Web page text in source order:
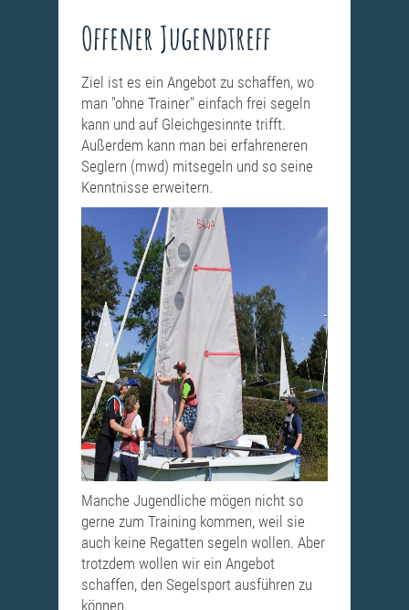
Offener Jugendtreff
Ziel ist es ein Angebot zu schaffen, wo
man "ohne Trainer" einfach frei segeln
kann und auf Gleichgesinnte trifft.
Außerdem kann man bei erfahreneren
Seglern (mwd) mitsegeln und so seine
Kenntnisse erweitern.
Manche Jugendliche mögen nicht so
gerne zum Training kommen, weil sie
auch keine Regatten segeln wollen. Aber
trotzdem wollen wir ein Angebot
schaffen, den Segelsport ausführen zu
können.